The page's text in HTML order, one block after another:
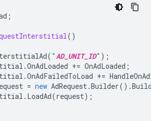
;
()
( "AD_UNIT_ID" );
.OnAdLoaded += OnAdLoaded ;
.OnAdFailedToLoad +=
= new AdRequest.Builder().
. LoadAd(request);